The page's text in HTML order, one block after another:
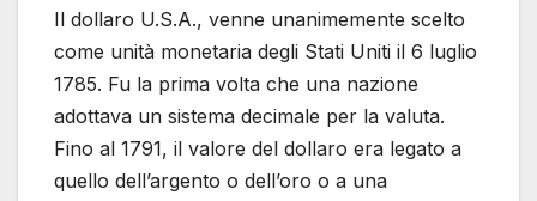
Il dollaro U.S.A., venne unanimemente scelto
come unità monetaria degli Stati Uniti il 6 luglio
1785. Fu la prima volta che una nazione
adottava un sistema decimale per la valuta.
Fino al 1791, il valore del dollaro era legato a
quello dell’argento o dell’oro o a una